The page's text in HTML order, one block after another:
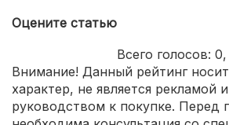
Оцените статью
Всего голосов: 0
Внимание! Данный рейтинг
характер, не является рекламой
руководством к покупке. Перед